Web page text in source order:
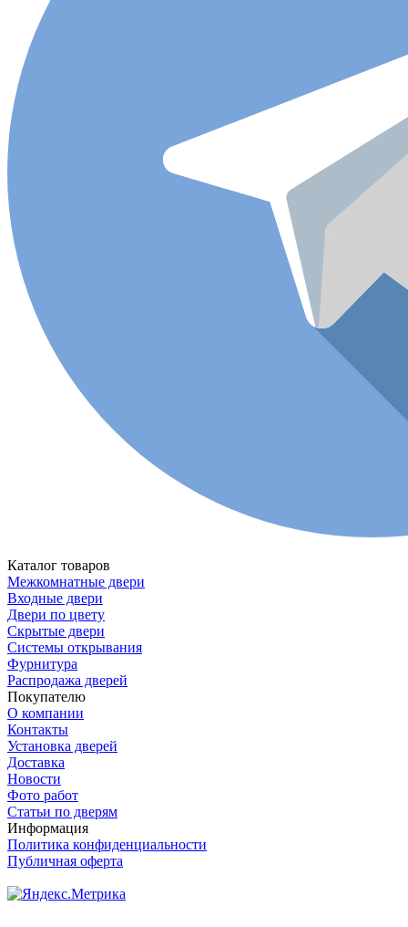
Каталог товаров
Межкомнатные двери
Входные двери
Двери по цвету
Скрытые двери
Системы открывания
Фурнитура
Распродажа дверей
Покупателю
О компании
Контакты
Установка дверей
Доставка
Новости
Фото работ
Статьи по дверям
Информация
Политика конфиденциальности
Публичная оферта